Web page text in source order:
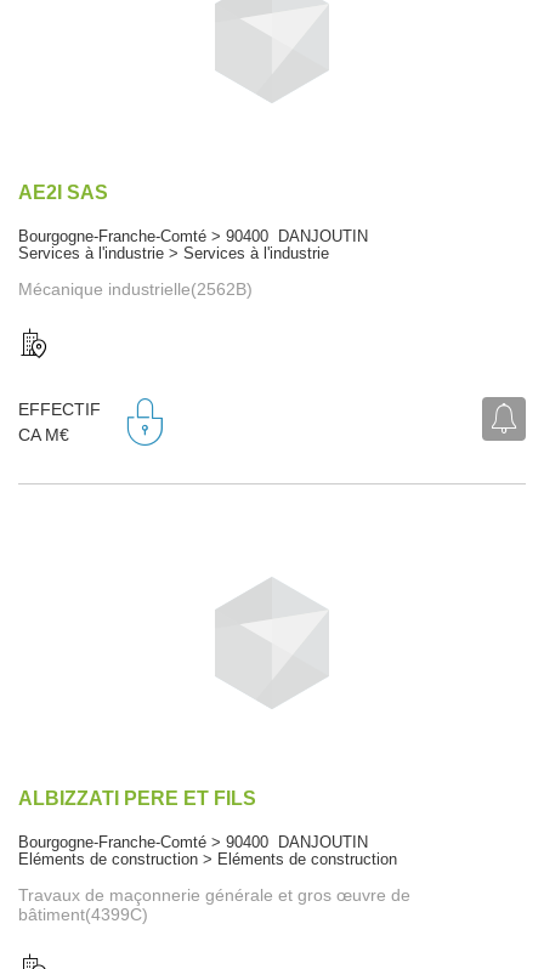
AE2I SAS
Bourgogne-Franche-Comté > 90400 DANJOUTIN
Services à l'industrie > Services à l'industrie
Mécanique industrielle(2562B)
EFFECTIF
CA M€
ALBIZZATI PERE ET FILS
Bourgogne-Franche-Comté > 90400 DANJOUTIN
Eléments de construction > Eléments de construction
Travaux de maçonnerie générale et gros œuvre de
bâtiment(4399C)